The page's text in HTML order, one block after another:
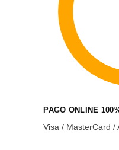
PAGO ONLINE
Visa / MasterCard /